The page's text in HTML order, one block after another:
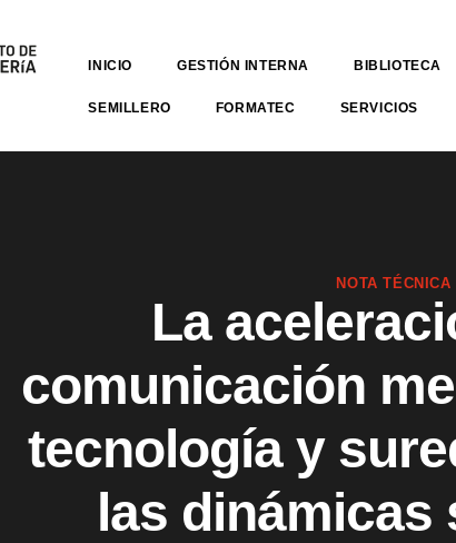
INICIO GESTIÓN INTERNA BIBLIOTECA
SEMILLERO FORMATEC SERVICIOS
NOTA TÉCNICA
La
comunicación
tecnología y
las dinámicas